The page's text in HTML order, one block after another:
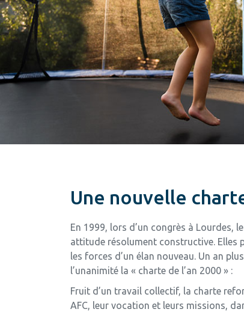
Une nouvelle
En 1999, lors d’un congrès à Lourdes,
attitude résolument constructive. Elles
les forces d’un élan nouveau. Un an
l’unanimité la « charte de l’an 2000 » :
Fruit d’un travail collectif, la charte
AFC, leur vocation et leurs missions,